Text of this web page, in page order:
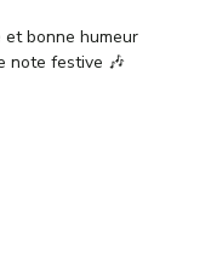
et bonne humeur
note festive 🎶